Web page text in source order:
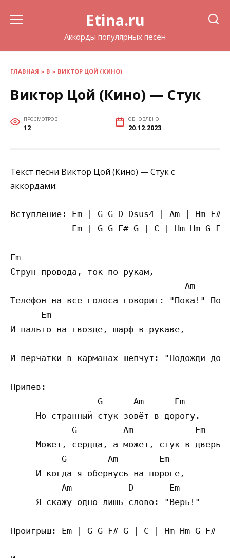
Etina.ru
Аккорды популярных песен
ГЛАВНАЯ » В » ВИКТОР ЦОЙ (КИНО)
Виктор Цой (Кино) — Стук
ПРОСМОТРОВ
12
ОБНОВЛЕНО
20.12.2023
Текст песни Виктор Цой (Кино) — Стук с
аккордами:
Вступление: Em | G G D Dsus4 | Am | Hm
Em | G G F# G | C | Hm Hm G F#
Em
Струн провода, ток по рукам,
Am
Телефон на все голоса говорит: "Пока!"
      Em
И пальто на гвозде, шарф в рукаве,
И перчатки в карманах шепчут: "Подожди до
Припев:
                 G      Am      Em
     Но странный стук зовёт в дорогу.
            G         Am            Em
     Может, сердца, а может, стук в дверь.
          G        Am        Em
     И когда я обернусь на пороге,
          Am           D       Em
     Я скажу одно лишь слово: "Верь!"
Проигрыш: Em | G G F# G | C | Hm Hm G F#